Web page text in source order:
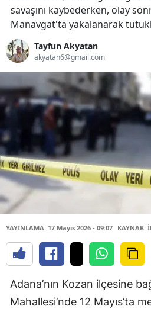
savaşını kaybederken, olay
Manavgat'ta yakalanarak
Tayfun Akyatan
akyatan6@gmail.com
YAYINLAMA: 17 Mayıs 2026 - 09:07 KAYNAK:
Adana’nın Kozan ilçesine
Mahallesi’nde 12 Mayıs’ta